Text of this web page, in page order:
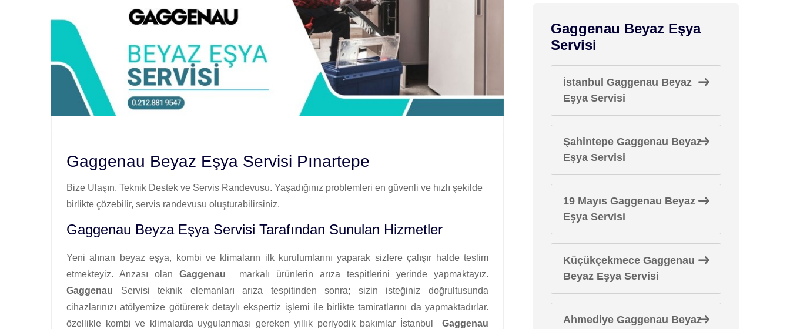
Gaggenau Beyaz Eşya Servisi Pınartepe
Bize Ulaşın. Teknik Destek ve Servis Randevusu. Yaşadığınız problemleri en güvenli ve hızlı şekilde
birlikte çözebilir, servis randevusu oluşturabilirsiniz.
Gaggenau Beyza Eşya Servisi Tarafından Sunulan Hizmetler
Yeni alınan beyaz eşya, kombi ve klimaların ilk kurulumlarını yaparak sizlere çalışır halde teslim
etmekteyiz. Arızası olanGaggenau markalı ürünlerin arıza tespitlerini yerinde yapmaktayız.
Gaggenau Servisi teknik elemanları arıza tespitinden sonra; sizin isteğiniz doğrultusunda
cihazlarınızı atölyemize götürerek detaylı ekspertiz işlemi ile birlikte tamiratlarını da yapmaktadırlar.
özellikle kombi ve klimalarda uygulanması gereken yıllık periyodik bakımlar İstanbul Gaggenau
Gaggenau Beyaz Eşya
Servisi
İstanbul Gaggenau Beyaz
Eşya Servisi
Şahintepe Gaggenau Beyaz
Eşya Servisi
19 Mayıs Gaggenau Beyaz
Eşya Servisi
Küçükçekmece Gaggenau
Beyaz Eşya Servisi
Ahmediye Gaggenau Beyaz